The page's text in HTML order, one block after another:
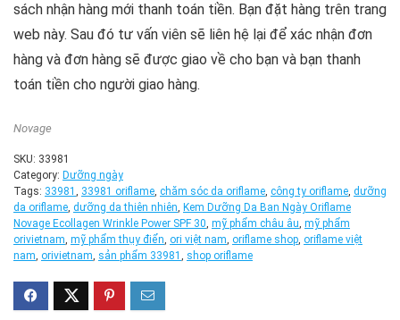
sách nhận hàng mới thanh toán tiền. Bạn đặt hàng trên trang
web này. Sau đó tư vấn viên sẽ liên hệ lại để xác nhận đơn
hàng và đơn hàng sẽ được giao về cho bạn và bạn thanh
toán tiền cho người giao hàng.
Novage
SKU: 33981
Category: Dưỡng ngày
Tags: 33981 , 33981 oriflame, chăm sóc da oriflame, công ty oriflame, dưỡng
da oriflame, dưỡng da thiên nhiên, Kem Dưỡng Da Ban Ngày Oriflame
Novage Ecollagen Wrinkle Power SPF 30, mỹ phẩm châu âu, mỹ phẩm
orivietnam, mỹ phẩm thụy điển, ori việt nam, oriflame shop, oriflame việt
nam, orivietnam, sản phẩm 33981 , shop oriflame